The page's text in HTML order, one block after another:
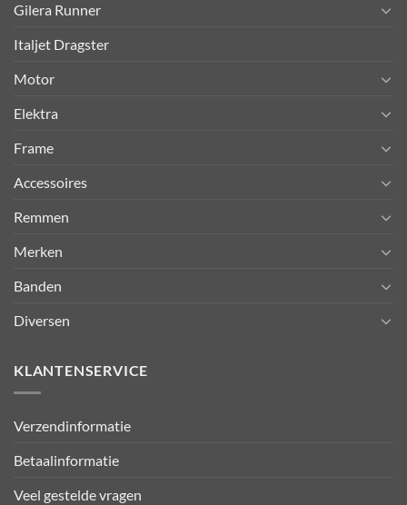
Gilera Runner
Italjet Dragster
Motor
Elektra
Frame
Accessoires
Remmen
Merken
Banden
Diversen
KLANTENSERVICE
Verzendinformatie
Betaalinformatie
Veel gestelde vragen